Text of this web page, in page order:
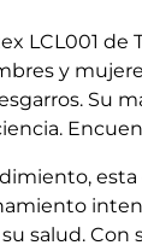
LCL001
y
Su
salud.